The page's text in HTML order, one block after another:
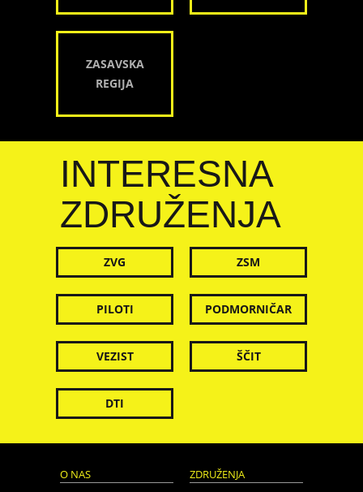
ZASAVSKA
REGIJA
INTERESNA
ZDRUŽENJA
ZVG ZSM
PILOTI PODMORNIČAR
VEZIST ŠČIT
DTI
O NAS ZDRUŽENJA